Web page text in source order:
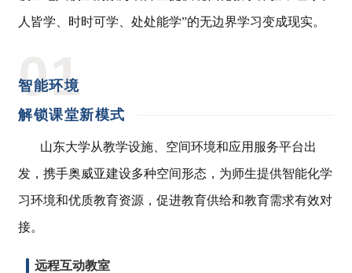
人皆学、时时可学、处处能学”的无边界学习变成现实。
01
智能环境
解锁课堂新模式
山东大学从教学设施、空间环境和应用服务平台出
发，携手奥威亚建设多种空间形态，为师生提供智能化学
习环境和优质教育资源，促进教育供给和教育需求有效对
接。
远程互动教室